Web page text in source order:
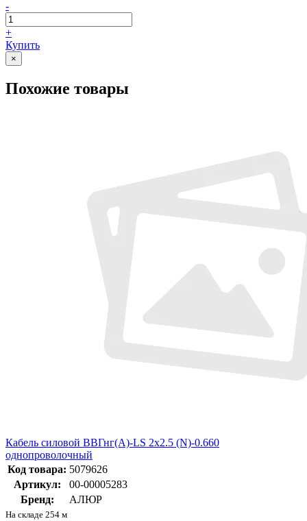
-
+
Купить
×
Похожие товары
Кабель силовой ВВГнг(А)-LS 2х2.5 (N)-0.660
однопроволочный
Код товара: 5079626
Артикул:
00-00005283
Бренд:
АЛЮР
На складе 254 м